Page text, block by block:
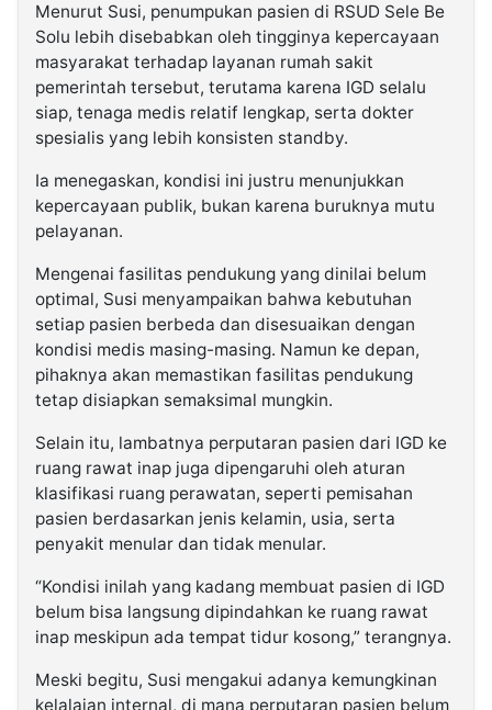
Menurut Susi, penumpukan pasien di RSUD Sele Be
Solu lebih disebabkan oleh tingginya kepercayaan
masyarakat terhadap layanan rumah sakit
pemerintah tersebut, terutama karena IGD selalu
siap, tenaga medis relatif lengkap, serta dokter
spesialis yang lebih konsisten standby.
Ia menegaskan, kondisi ini justru menunjukkan
kepercayaan publik, bukan karena buruknya mutu
pelayanan.
Mengenai fasilitas pendukung yang dinilai belum
optimal, Susi menyampaikan bahwa kebutuhan
setiap pasien berbeda dan disesuaikan dengan
kondisi medis masing-masing. Namun ke depan,
pihaknya akan memastikan fasilitas pendukung
tetap disiapkan semaksimal mungkin.
Selain itu, lambatnya perputaran pasien dari IGD ke
ruang rawat inap juga dipengaruhi oleh aturan
klasifikasi ruang perawatan, seperti pemisahan
pasien berdasarkan jenis kelamin, usia, serta
penyakit menular dan tidak menular.
“Kondisi inilah yang kadang membuat pasien di IGD
belum bisa langsung dipindahkan ke ruang rawat
inap meskipun ada tempat tidur kosong,” terangnya.
Meski begitu, Susi mengakui adanya kemungkinan
kelalaian internal, di mana perputaran pasien belum